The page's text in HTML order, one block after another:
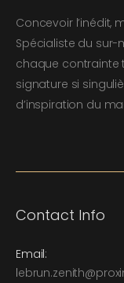
Concevoir l’inédit,
Spécialiste du sur-
chaque contrainte
signature si
d’inspiration du
Contact Info
Email:
l